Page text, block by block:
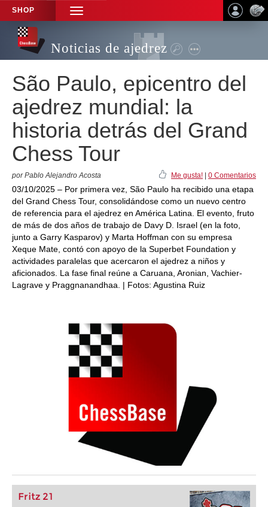
SHOP
TOGGLE
NAVIGATION
Noticias de ajedrez
São Paulo, epicentro del
ajedrez mundial: la
historia detrás del Grand
Chess Tour
por Pablo Alejandro Acosta Me gusta! 0 Comentarios
03/10/2025 – Por primera vez, São Paulo ha recibido una etapa
del Grand Chess Tour, consolidándose como un nuevo centro
de referencia para el ajedrez en América Latina. El evento, fruto
de más de dos años de trabajo de Davy D. Israel (en la foto,
junto a Garry Kasparov) y Marta Hoffman con su empresa
Xeque Mate, contó con apoyo de la Superbet Foundation y
actividades paralelas que acercaron el ajedrez a niños y
aficionados. La fase final reúne a Caruana, Aronian, Vachier-
Lagrave y Praggnanandhaa. | Fotos: Agustina Ruiz
Fritz 21